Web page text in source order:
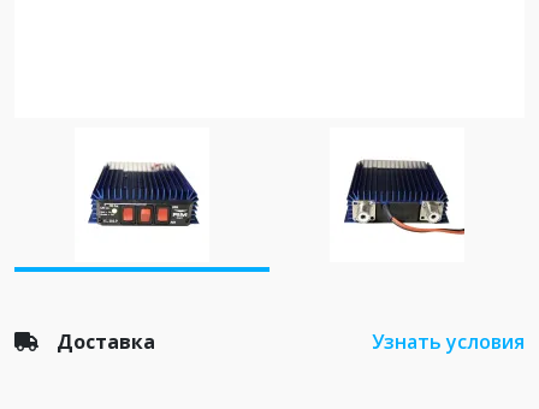
Доставка Узнать условия